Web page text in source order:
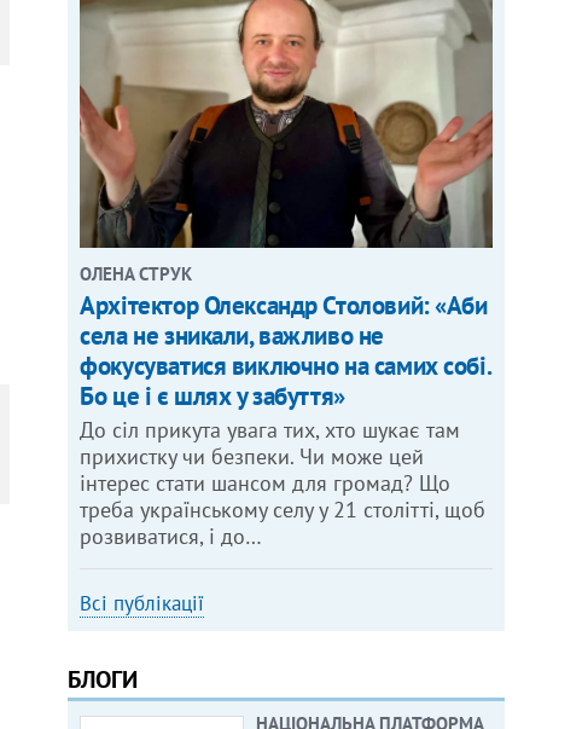
ОЛЕНА СТРУК
Архітектор Олександр Столовий: «Аби
села не зникали, важливо не
фокусуватися виключно на самих собі.
Бо це і є шлях у забуття»
До сіл прикута увага тих, хто шукає там
прихистку чи безпеки. Чи може цей
інтерес стати шансом для громад? Що
треба українському селу у 21 столітті, щоб
розвиватися, і до…
Всі публікації
БЛОГИ
НАЦІОНАЛЬНА ПЛАТФОРМА